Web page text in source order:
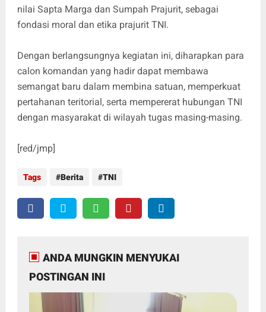
nilai Sapta Marga dan Sumpah Prajurit, sebagai
fondasi moral dan etika prajurit TNI.
Dengan berlangsungnya kegiatan ini, diharapkan para
calon komandan yang hadir dapat membawa
semangat baru dalam membina satuan, memperkuat
pertahanan teritorial, serta mempererat hubungan TNI
dengan masyarakat di wilayah tugas masing-masing.
[red/jmp]
Tags Berita TNI
ANDA MUNGKIN MENYUKAI
POSTINGAN INI